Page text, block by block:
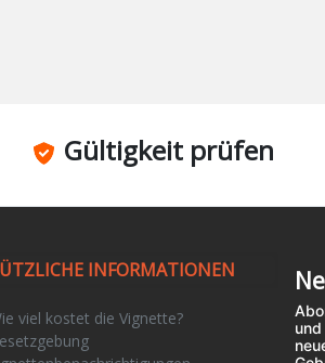
Gültigkeit prüfen
INFORMATIONEN
viel kostet die Vignette?